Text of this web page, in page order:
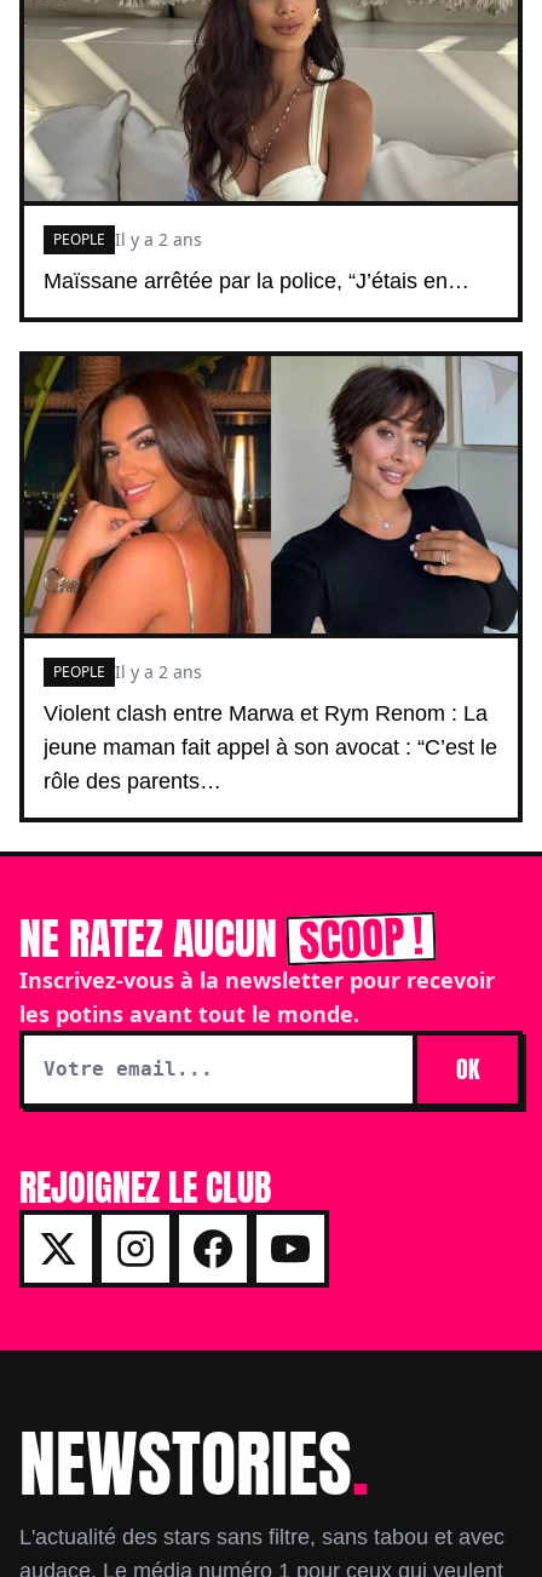
Maïssane arrêtée par la police, “J’étais en…
PEOPLE Il y a 2 ans
Violent clash entre Marwa et Rym Renom : La
jeune maman fait appel à son avocat : “C’est le
rôle des parents…
PEOPLE Il y a 2 ans
NE RATEZ AUCUNSCOOP !
Inscrivez-vous à la newsletter pour recevoir
les potins avant tout le monde.
OK
REJOIGNEZ LE CLUB
FooterNEWSTORIES.
L'actualité des stars sans filtre, sans tabou et avec
audace. Le média numéro 1 pour ceux qui veulent